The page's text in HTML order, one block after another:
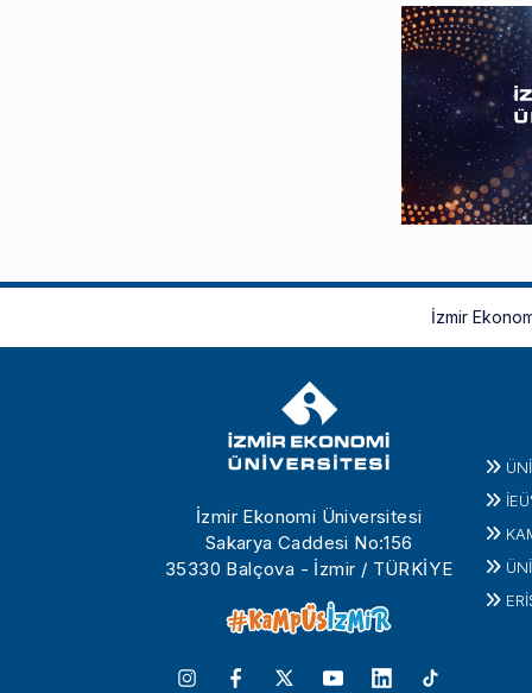
İzmir
İzmir Ekonomi Üniversitesi
Sakarya Caddesi No:156
35330 Balçova - İzmir / TÜRKİYE